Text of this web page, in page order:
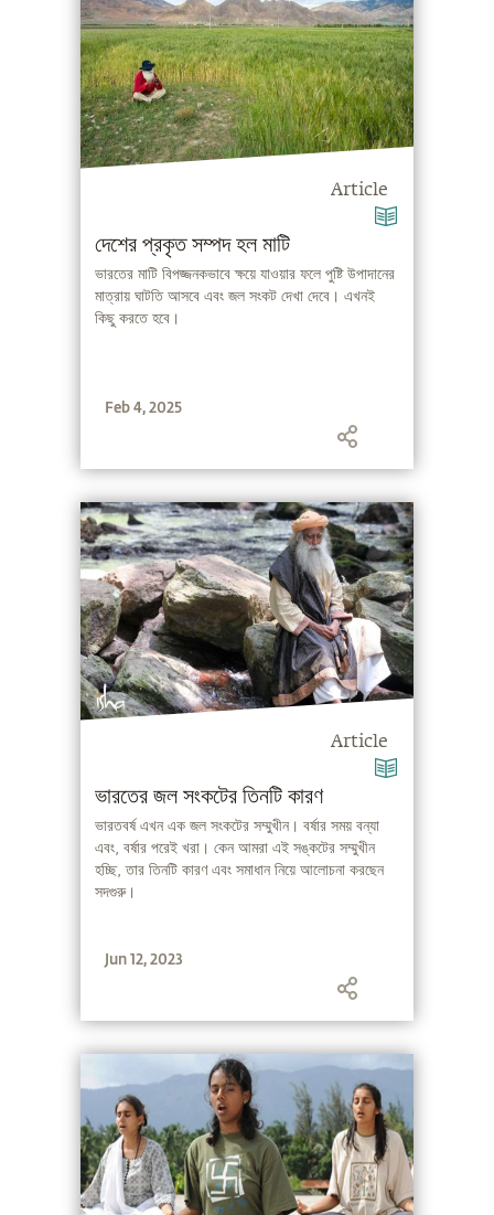
Article
দেশের প্রকৃত সম্পদ হল মাটি
ভারতের মাটি বিপজ্জনকভাবে ক্ষয়ে যাওয়ার ফলে পুষ্টি উপাদানের
মাত্রায় ঘাটতি আসবে এবং জল সংকট দেখা দেবে। এখনই
কিছু করতে হবে।
Feb 4, 2025
Article
ভারতের জল সংকটের তিনটি কারণ
ভারতবর্ষ এখন এক জল সংকটের সম্মুখীন। বর্ষার সময় বন্যা
এবং, বর্ষার পরেই খরা। কেন আমরা এই সঙ্কটের সম্মুখীন
হচ্ছি, তার তিনটি কারণ এবং সমাধান নিয়ে আলোচনা করছেন
সদগুরু।
Jun 12, 2023